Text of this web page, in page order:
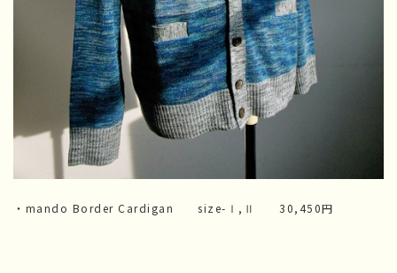
・mando Border Cardigan size-Ⅰ,Ⅱ 30,450円